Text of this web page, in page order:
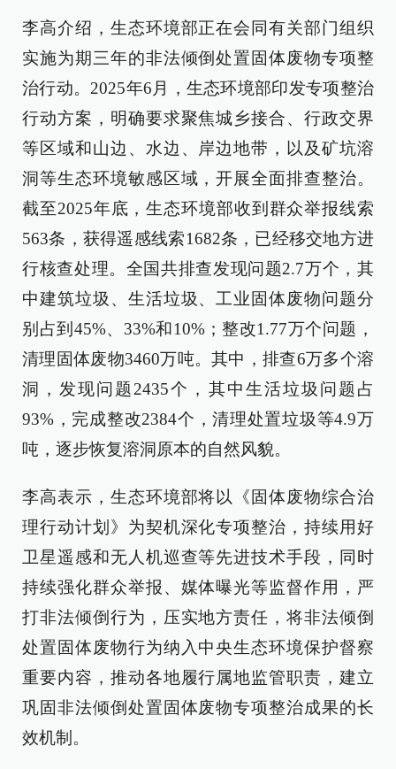
李高介绍，生态环境部正在会同有关部门组织
实施为期三年的非法倾倒处置固体废物专项整
治行动。2025年6月，生态环境部印发专项整治
行动方案，明确要求聚焦城乡接合、行政交界
等区域和山边、水边、岸边地带，以及矿坑溶
洞等生态环境敏感区域，开展全面排查整治。
截至2025年底，生态环境部收到群众举报线索
563条，获得遥感线索1682条，已经移交地方进
行核查处理。全国共排查发现问题2.7万个，其
中建筑垃圾、生活垃圾、工业固体废物问题分
别占到45%、33%和10%；整改1.77万个问题，
清理固体废物3460万吨。其中，排查6万多个溶
洞，发现问题2435个，其中生活垃圾问题占
93%，完成整改2384个，清理处置垃圾等4.9万
吨，逐步恢复溶洞原本的自然风貌。
李高表示，生态环境部将以《固体废物综合治
理行动计划》为契机深化专项整治，持续用好
卫星遥感和无人机巡查等先进技术手段，同时
持续强化群众举报、媒体曝光等监督作用，严
打非法倾倒行为，压实地方责任，将非法倾倒
处置固体废物行为纳入中央生态环境保护督察
重要内容，推动各地履行属地监管职责，建立
巩固非法倾倒处置固体废物专项整治成果的长
效机制。